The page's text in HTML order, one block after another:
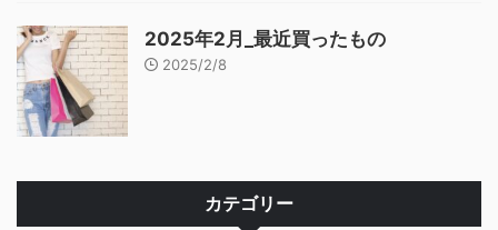
2025年2月_最近買ったもの
2025/2/8
カテゴリー